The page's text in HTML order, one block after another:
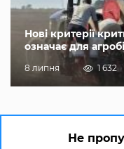
Нові критерії
означає для
8 липня 1 632
Не